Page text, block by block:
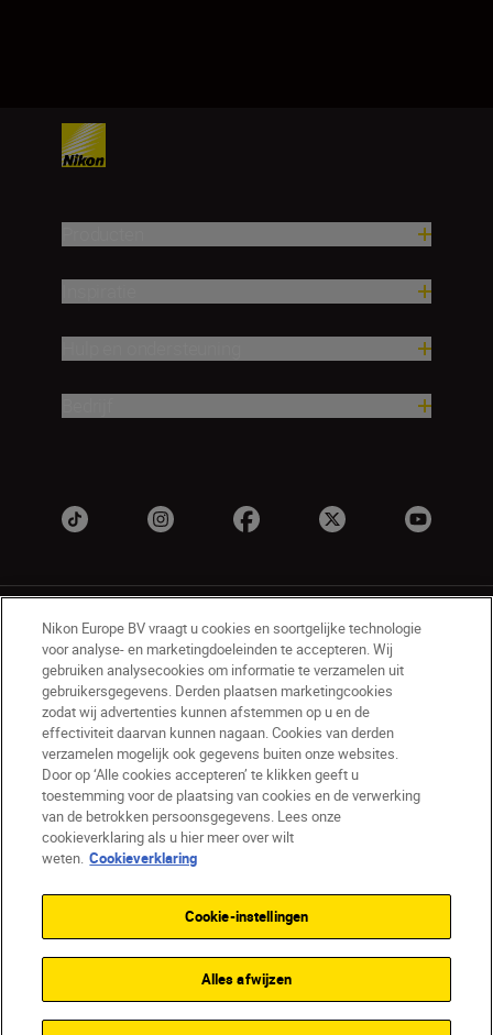
BE(nl) Nikon Sites
Contact opnemen
Privacyverklaring
Gebruiksvoorwaarden
Nikon Store - Algemene voorwaarden
Cookieverklaring
Toegankelijkheid
Cookie-instellingen
© 2026 Nikon
Nikon Europe BV vraagt u cookies en soortgelijke technologie
voor analyse- en marketingdoeleinden te accepteren. Wij
gebruiken analysecookies om informatie te verzamelen uit
gebruikersgegevens. Derden plaatsen marketingcookies
zodat wij advertenties kunnen afstemmen op u en de
effectiviteit daarvan kunnen nagaan. Cookies van derden
verzamelen mogelijk ook gegevens buiten onze websites.
Door op ‘Alle cookies accepteren’ te klikken geeft u
toestemming voor de plaatsing van cookies en de verwerking
van de betrokken persoonsgegevens. Lees onze
cookieverklaring als u hier meer over wilt
weten. Cookieverklaring
Cookie-instellingen
Alles afwijzen